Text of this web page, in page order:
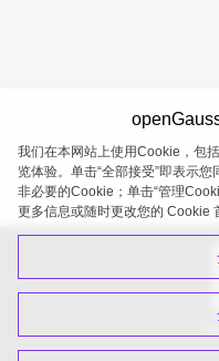
openGauss 2026-08-07
我们在本网站上使用Cookie，包
览体验。单击“全部接受”即表示
非必要的Cookie；单击“管理
更多信息或随时更改您的 Cookie